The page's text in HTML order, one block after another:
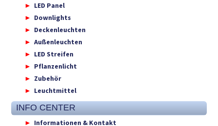
LED Panel
Downlights
Deckenleuchten
Außenleuchten
LED Streifen
Pflanzenlicht
Zubehör
Leuchtmittel
INFO CENTER
Informationen & Kontakt